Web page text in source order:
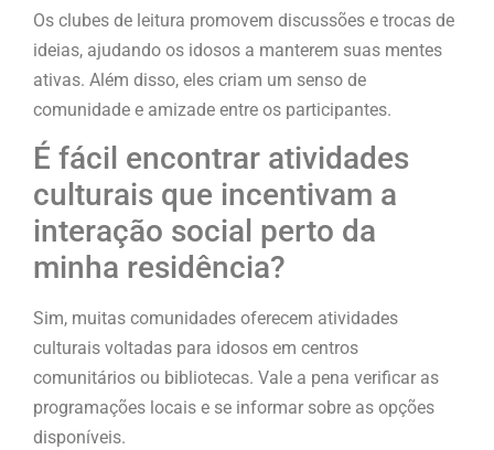
Os clubes de leitura promovem discussões e trocas de
ideias, ajudando os idosos a manterem suas mentes
ativas. Além disso, eles criam um senso de
comunidade e amizade entre os participantes.
É fácil encontrar atividades
culturais que incentivam a
interação social perto da
minha residência?
Sim, muitas comunidades oferecem atividades
culturais voltadas para idosos em centros
comunitários ou bibliotecas. Vale a pena verificar as
programações locais e se informar sobre as opções
disponíveis.